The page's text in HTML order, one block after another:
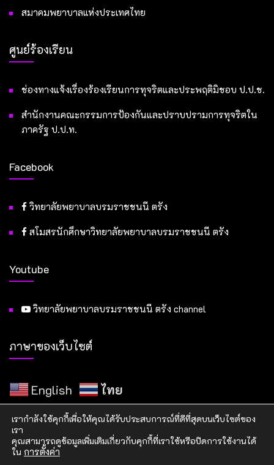
สมาคมพยาบาลแห่งประเทศไทย
ศูนย์ร้องเรียน
ช่องทางแจ้งเรื่องร้องเรียนการทุจริตและประพฤติมิชอบ ป.ป.ช.
สำนักงานคณะกรรมการป้องกันและปราบปรามการทุจริตใน
ภาครัฐ ป.ป.ท.
Facebook
วิทยาลัยพยาบาลบรมราชชนนี ตรัง
สโมสรนักศึกษาวิทยาลัยพยาบาลบรมราชชนนี ตรัง
Youtube
วิทยาลัยพยาบาลบรมราชชนนี ตรัง channel
ภาษาของเว็บไซต์
English ไทย
เรากำลังใช้คุกกี้เพื่อให้คุณได้รับประสบการณ์ที่ดีที่สุดบนเว็บไซต์ของ
เรา
คุณสามารถดูข้อมูลเพิ่มเติมเกี่ยวกับคุกกี้ที่เราใช้หรือปิดการใช้งานได้
ใน การตั้งค่า